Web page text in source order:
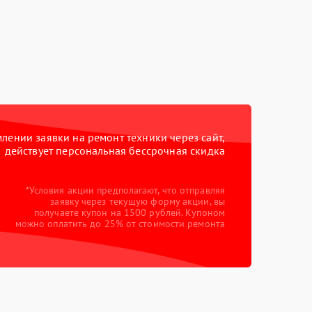
заявки на ремонт техники через сайт,
действует персональная бессрочная скидка
*Условия акции предполагают, что отправляя
заявку через текущую форму акции, вы
получаете купон на 1500 рублей. Купоном
можно оплатить до 25% от стоимости ремонта